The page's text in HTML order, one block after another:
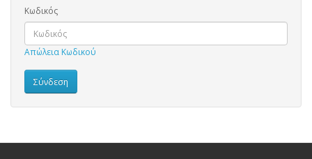
Κωδικός
Απώλεια Κωδικού